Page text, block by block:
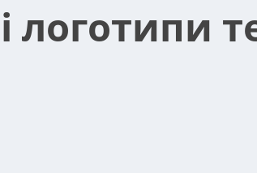
логотипи